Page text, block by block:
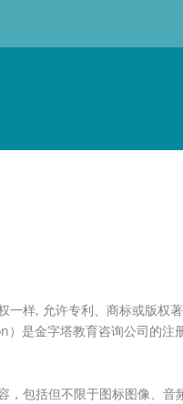
一样, 允许专利、商标或版权
是金字塔教育咨询公司的注
，包括但不限于图标图像、